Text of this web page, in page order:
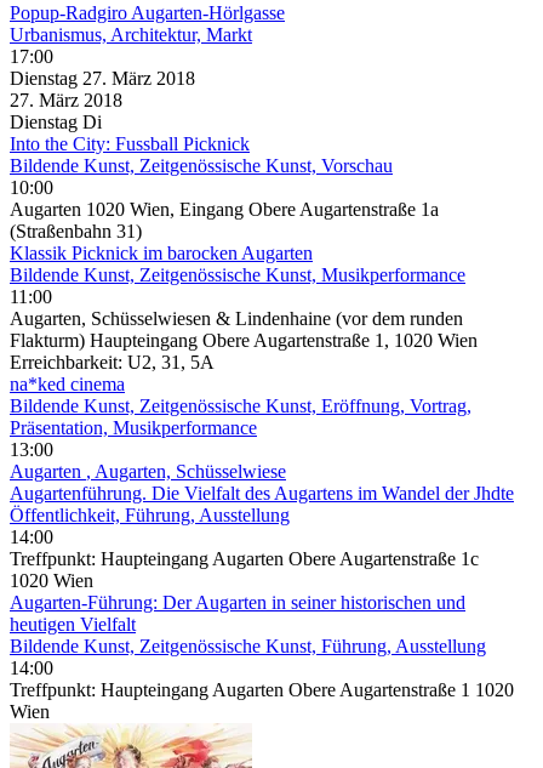
Popup-Radgiro Augarten-Hörlgasse
Urbanismus, Architektur, Markt
17:00
Dienstag 27. März 2018
27. März 2018
Dienstag Di
Into the City: Fussball Picknick
Bildende Kunst, Zeitgenössische Kunst, Vorschau
10:00
Augarten 1020 Wien, Eingang Obere Augartenstraße 1a
(Straßenbahn 31)
Klassik Picknick im barocken Augarten
Bildende Kunst, Zeitgenössische Kunst, Musikperformance
11:00
Augarten, Schüsselwiesen & Lindenhaine (vor dem runden
Flakturm) Haupteingang Obere Augartenstraße 1, 1020 Wien
Erreichbarkeit: U2, 31, 5A
na*ked cinema
Bildende Kunst, Zeitgenössische Kunst, Eröffnung, Vortrag,
Präsentation, Musikperformance
13:00
Augarten , Augarten, Schüsselwiese
Augartenführung. Die Vielfalt des Augartens im Wandel der Jhdte
Öffentlichkeit, Führung, Ausstellung
14:00
Treffpunkt: Haupteingang Augarten Obere Augartenstraße 1c
1020 Wien
Augarten-Führung: Der Augarten in seiner historischen und
heutigen Vielfalt
Bildende Kunst, Zeitgenössische Kunst, Führung, Ausstellung
14:00
Treffpunkt: Haupteingang Augarten Obere Augartenstraße 1 1020
Wien